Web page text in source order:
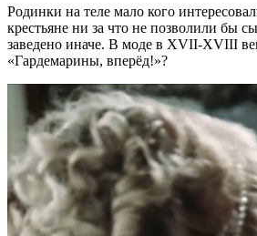
Родинки на теле мало кого
крестьяне ни за что не позволили бы
заведено иначе. В моде в XVII-XVIII
«Гардемарины, вперёд!»?